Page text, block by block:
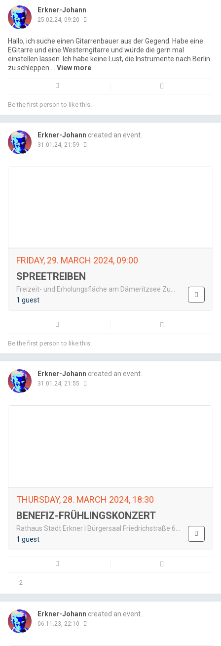
Erkner-Johann
25.02.24, 09:20
Hallo, ich suche einen Gitarrenbauer aus der Gegend. Habe eine
EGitarre und eine Westerngitarre und würde die gern mal
einstellen lassen. Ich habe keine Lust, die Instrumente nach Berlin
zu schleppen....
view more
Be the first person to like this.
Erkner-Johann created an event.
31.01.24, 21:59
FRIDAY, 29. MARCH 2024, 09:00
SPREETREIBEN
1 guest
Email
Be the first person to like this.
Erkner-Johann created an event.
31.01.24, 21:55
THURSDAY, 28. MARCH 2024, 18:30
BENEFIZ-FRÜHLINGSKONZERT
1 guest
2
Erkner-Johann created an event.
06.11.23, 22:10